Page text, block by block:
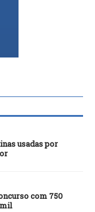
usadas por
com 750